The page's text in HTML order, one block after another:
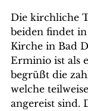
Die kirchliche
beiden findet
Kirche in Bad
Erminio ist als
begrüßt die
welche
angereist sind.